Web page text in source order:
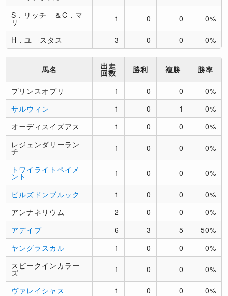
S．リッチー＆C．マ
リー 1 0 0 0%
H．ユースタス 3 0 0 0%
馬名 出走
回数 勝利 複勝 勝率
プリンスオブリー 1 0 0
0%
サルウィン
1 0 1
0%
オーディスイズアス
1 0 0
0%
レジェンダリーラン
チ 1 0 0 0%
トワイライトペイメ
ント 1 0 0 0%
ビルズドンブルック 1 0 0
0%
アンナネリウム
2 0 0
0%
アデイブ
6 3 5
50%
ヤングラスカル
1 0 0
0%
スピークインカラー
ズ 1 0 0 0%
ヴァレイシャス 1 0 0
0%